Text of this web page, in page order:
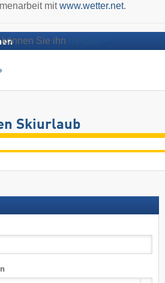
mitwww.wetter.net.
Sie ihn
Skiurlaub